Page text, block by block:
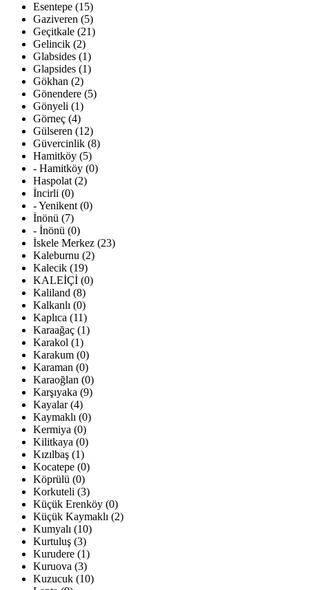
Esentepe (15)
Gaziveren (5)
Geçitkale (21)
Gelincik (2)
Glabsides (1)
Glapsides (1)
Gökhan (2)
Gönendere (5)
Gönyeli (1)
Görneç (4)
Gülseren (12)
Güvercinlik (8)
Hamitköy (5)
- Hamitköy (0)
Haspolat (2)
İncirli (0)
- Yenikent (0)
İnönü (7)
- İnönü (0)
İskele Merkez (23)
Kaleburnu (2)
Kalecik (19)
KALEİÇİ (0)
Kaliland (8)
Kalkanlı (0)
Kaplıca (11)
Karaağaç (1)
Karakol (1)
Karakum (0)
Karaman (0)
Karaoğlan (0)
Karşıyaka (9)
Kayalar (4)
Kaymaklı (0)
Kermiya (0)
Kilitkaya (0)
Kızılbaş (1)
Kocatepe (0)
Köprülü (0)
Korkuteli (3)
Küçük Erenköy (0)
Küçük Kaymaklı (2)
Kumyalı (10)
Kurtuluş (3)
Kurudere (1)
Kuruova (3)
Kuzucuk (10)